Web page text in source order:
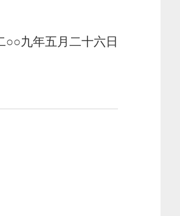
五月二十六日